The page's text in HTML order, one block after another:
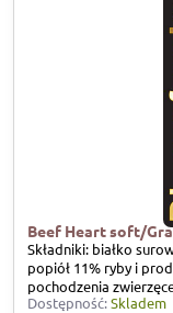
Beef Heart soft/
Składniki: białko
popiół 11% ryby i
pochodzenia
Dostępność:Skladem